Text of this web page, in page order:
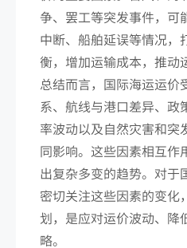
争、罢工等突发事件，可
中断、船舶延误等情况，
衡，增加运输成本，推动
总结而言，国际海运运价
系、航线与港口差异、政
率波动以及自然灾害和突
同影响。这些因素相互作
出复杂多变的趋势。对于
密切关注这些因素的变化
划，是应对运价波动、降
略。